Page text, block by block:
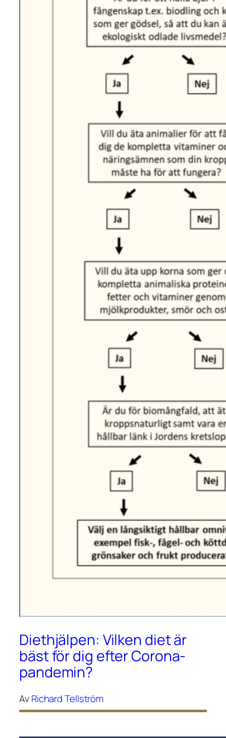
Diethjälpen: Vilken diet är
bäst för dig efter Corona-
pandemin?
AvRichard Tellström